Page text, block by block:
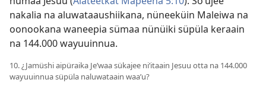
nakalia na aluwataaushiikana, nüneeküin Maleiwa na
oonookana waneepia sümaa nünüiki süpüla keraain
na 144.000 wayuuinnua.
10. ¿Jamüshi aipüraika Jeʼwaa sükajee niʼitaain Jesuu otta na 144.000
wayuuinnua süpüla naluwataain waaʼu?